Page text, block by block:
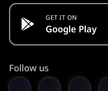
GET IT ON
Google Play
Follow us